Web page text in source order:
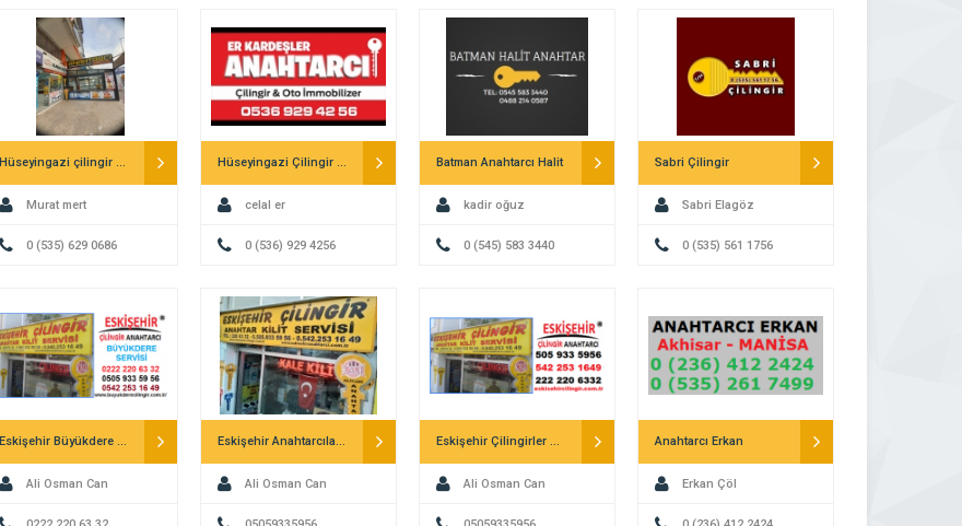
Hüseyingazi çilingir mert anahtar
Murat mert
0 (535) 629 0686
Hüseyingazi Çilingir Erkardeşler Anahtar
celal er
0 (536) 929 4256
Batman Anahtarcı Halit
kadir oğuz
0 (545) 583 3440
Sabri Çilingir
Sabri Elagöz
0 (535) 561 1756
Eskişehir Büyükdere Mahallesi Çilingir
Ali Osman Can
Eskişehir Anahtarcılar Çilingirler
Ali Osman Can
Eskişehir Çilingirler Anahtarcılar
Ali Osman Can
Anahtarcı Erkan
Erkan Çöl